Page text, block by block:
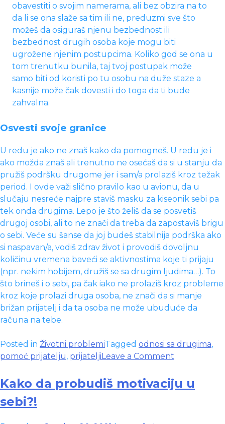
obavestiti o svojim namerama, ali bez obzira na to
da li se ona slaže sa tim ili ne, preduzmi sve što
možeš da osiguraš njenu bezbednost ili
bezbednost drugih osoba koje mogu biti
ugrožene njenim postupcima. Koliko god se ona u
tom trenutku bunila, taj tvoj postupak može
samo biti od koristi po tu osobu na duže staze a
kasnije može čak dovesti i do toga da ti bude
zahvalna.
Osvesti svoje granice
U redu je ako ne znaš kako da pomogneš. U redu je i
ako možda znaš ali trenutno ne osećaš da si u stanju da
pružiš podršku drugome jer i sam/a prolaziš kroz težak
period. I ovde važi slično pravilo kao u avionu, da u
slučaju nesreće najpre staviš masku za kiseonik sebi pa
tek onda drugima. Lepo je što želiš da se posvetiš
drugoj osobi, ali to ne znači da treba da zapostaviš brigu
o sebi. Veće su šanse da joj budeš stabilnija podrška ako
si naspavan/a, vodiš zdrav život i provodiš dovoljnu
količinu vremena baveći se aktivnostima koje ti prijaju
(npr. nekim hobijem, družiš se sa drugim ljudima…). To
što brineš i o sebi, pa čak iako ne prolaziš kroz probleme
kroz koje prolazi druga osoba, ne znači da si manje
brižan prijatelj i da ta osoba ne može ubuduće da
računa na tebe.
Posted in Životni problemiTagged odnosi sa drugima,
pomoć prijatelju, prijatelji Leave a Comment
oko
sebe
Kako da probudiš motivaciju u
sebi?!